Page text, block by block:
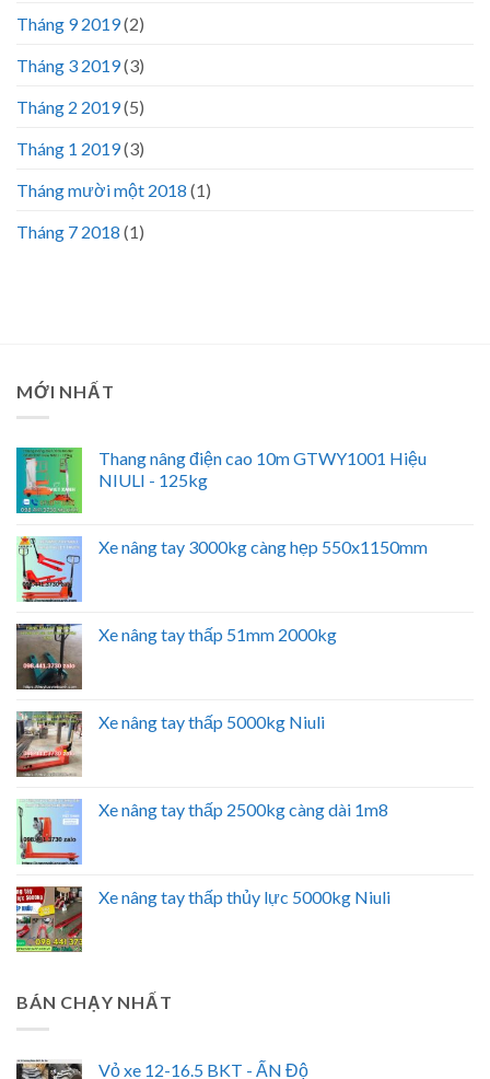
Tháng 9 2019(2)
Tháng 3 2019(3)
Tháng 2 2019(5)
Tháng 1 2019(3)
Tháng mười một 2018 (1)
Tháng 7 2018 (1)
MỚI NHẤT
Thang nâng điện cao 10m GTWY1001 Hiệu
NIULI - 125kg
Xe nâng tay 3000kg càng hẹp 550x1150mm
Xe nâng tay thấp 51mm 2000kg
Xe nâng tay thấp 5000kg Niuli
Xe nâng tay thấp 2500kg càng dài 1m8
Xe nâng tay thấp thủy lực 5000kg Niuli
BÁN CHẠY NHẤT
Vỏ xe 12-16.5 BKT - ẤN Độ